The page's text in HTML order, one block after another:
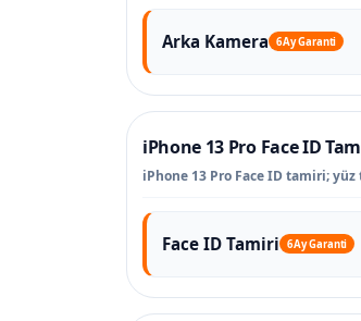
Arka Kamera 6 Ay Garanti
iPhone 13 Pro Face ID
iPhone 13 Pro Face ID tamiri;
Face ID Tamiri 6 Ay Garanti